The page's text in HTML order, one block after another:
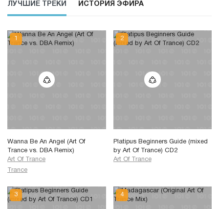
ЛУЧШИЕ ТРЕКИ ИСТОРИЯ ЭФИРА
Wanna Be An Angel (Art Of
Trance vs. DBA Remix)
Art Of Trance
Trance
Platipus Beginners Guide (mixed
by Art Of Trance) CD2
Art Of Trance